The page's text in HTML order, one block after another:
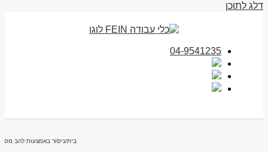
דלג לתוכן
04-9541235
בית/ניסור באמצעות להב